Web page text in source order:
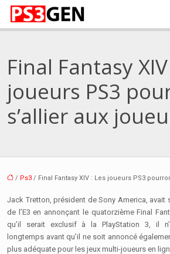
Final Fantasy
joueurs PS3
s’allier aux
/ Ps3 / Final Fantasy XIV : Les joueurs PS3
Jack Tretton, président de Sony America,
de l’E3 en annonçant le quatorzième Final
qu’il serait exclusif à la PlayStation 3, il
longtemps avant qu’il ne soit annoncé
plus adéquate pour les jeux multi-joueurs en